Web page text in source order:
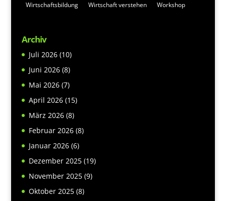
Wirtschaftsbildung
Wirtschaft verstehen Workshop
Archiv
Juli 2026(10)
Juni 2026(8)
Mai 2026(7)
April 2026(15)
März 2026(8)
Februar 2026(8)
Januar 2026(6)
Dezember 2025(19)
November 2025(9)
Oktober 2025(8)